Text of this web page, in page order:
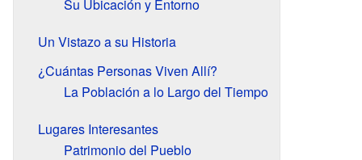
Su Ubicación y Entorno
Un Vistazo a su Historia
¿Cuántas Personas Viven Allí?
La Población a lo Largo del Tiempo
Lugares Interesantes
Patrimonio del Pueblo